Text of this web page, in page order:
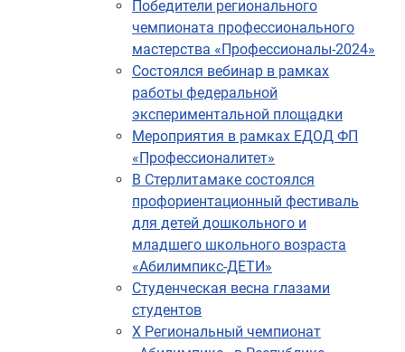
Победители регионального
чемпионата профессионального
мастерства «Профессионалы-2024»
Состоялся вебинар в рамках
работы федеральной
экспериментальной площадки
Мероприятия в рамках ЕДОД ФП
«Профессионалитет»
В Стерлитамаке состоялся
профориентационный фестиваль
для детей дошкольного и
младшего школьного возраста
«Абилимпикс-ДЕТИ»
Студенческая весна глазами
студентов
X Региональный чемпионат